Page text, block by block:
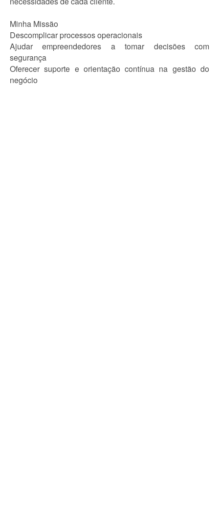
Minha Missão
Descomplicar processos operacionais
Ajudar empreendedores a tomar decisões com
segurança
Oferecer suporte e orientação contínua na gestão do
negócio